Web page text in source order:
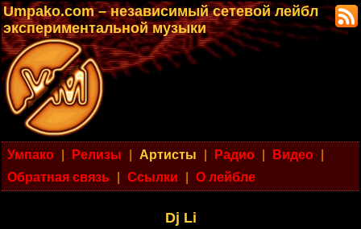
Umpako.com – независимый сетевой лейбл
экспериментальной музыки
Умпако Релизы Артисты Радио Видео
Обратная связь
Ссылки О лейбле
Dj Li